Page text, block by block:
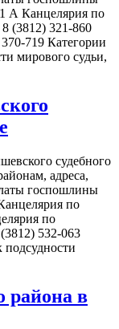
А Канцелярия по
(3812) 321-860
719 Категории
мирового судьи,
судебного
адреса,
госпошлины
по
по
532-063
подсудности
района в